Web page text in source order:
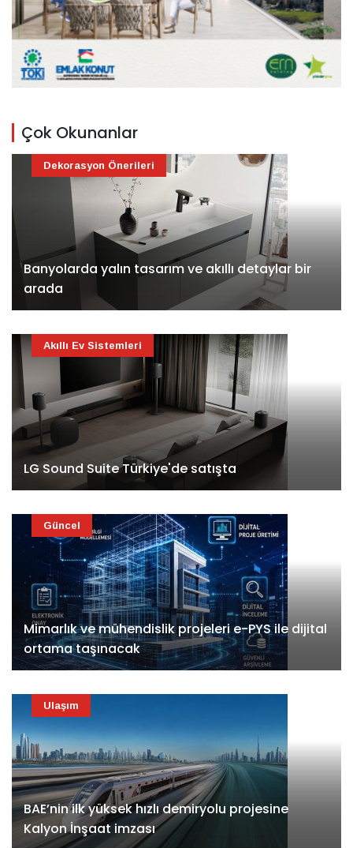
Çok Okunanlar
Banyolarda yalın tasarım ve akıllı detaylar bir
arada
Dekorasyon Önerileri
LG Sound Suite Türkiye'de satışta
Akıllı Ev Sistemleri
Mimarlık ve mühendislik projeleri e-PYS ile dijital
ortama taşınacak
Güncel
BAE’nin ilk yüksek hızlı demiryolu projesine
Kalyon İnşaat imzası
Ulaşım